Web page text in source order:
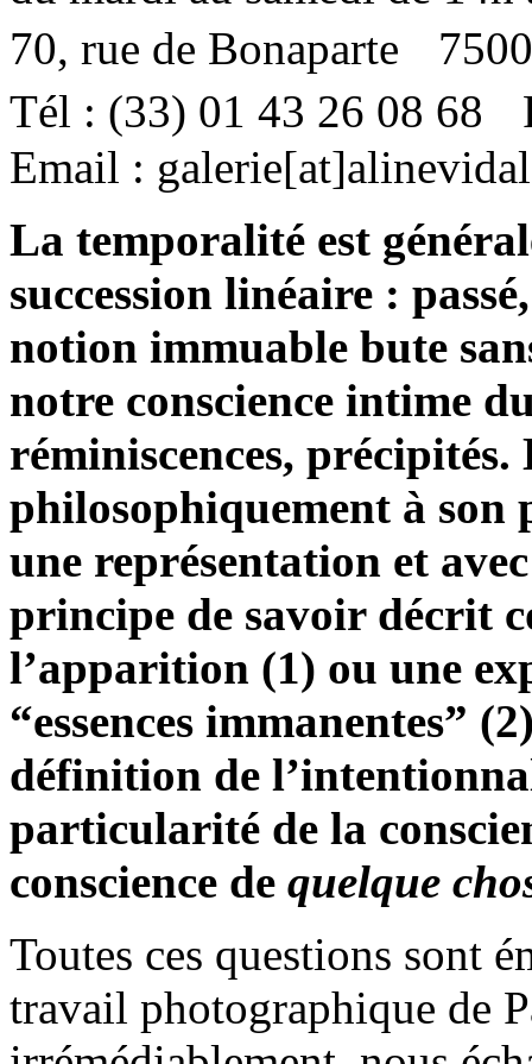
70, rue de Bonaparte
Tél : (33) 01 43 26 08
Email :
La temporalité est
succession linéaire :
notion immuable bute
notre conscience intime
réminiscences, précipités.
philosophiquement à son
une représentation et
principe de savoir décrit
l’apparition (1) ou une
“essences immanentes”
définition de
particularité de la
conscience de quelque
Toutes ces questions sont
travail photographique de